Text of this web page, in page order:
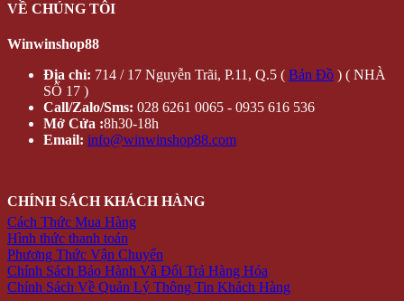
VỀ CHÚNG TÔI
Winwinshop88
Địa chỉ: 714 / 17 Nguyễn Trãi, P.11, Q.5 ( Bản Đồ ) ( NHÀ
SỐ 17 )
Call/Zalo/Sms: 028 6261 0065 - 0935 616 536
Mở Cửa :8h30-18h
Email: info@winwinshop88.com
CHÍNH SÁCH KHÁCH HÀNG
Cách Thức Mua Hàng
Hình thức thanh toán
Phương Thức Vận Chuyển
Chính Sách Bảo Hành Và Đổi Trả Hàng Hóa
Chính Sách Về Quản Lý Thông Tin Khách Hàng